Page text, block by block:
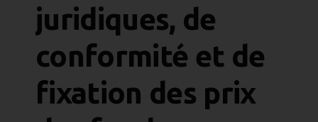
juridiques, de
conformité et de
fixation des prix